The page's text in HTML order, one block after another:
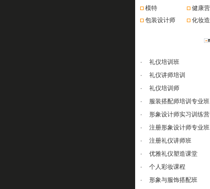
模特
健康
包装设计师
化妆
·
礼仪培训班
·
礼仪讲师培训
·
礼仪培训师
·
服装搭配师培训专业班
·
形象设计师实习训练营
·
注册形象设计师专业
·
注册礼仪讲师班
·
优雅礼仪塑造课堂
·
个人彩妆课程
·
形象与服饰搭配班